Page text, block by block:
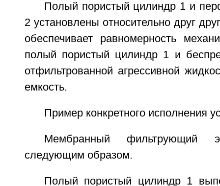
Полый пористый цилиндр 1 и
2 установлены относительно друг
обеспечивает равномерность
полый пористый цилиндр 1 и
отфильтрованной агрессивной
емкость.
Пример конкретного исполнения
Мембранный фильтрующий
следующим образом.
Полый пористый цилиндр 1